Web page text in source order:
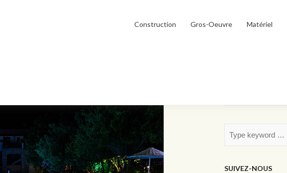
Construction Gros-Oeuvre Matériel
Reviglass
SUIVEZ-NOUS